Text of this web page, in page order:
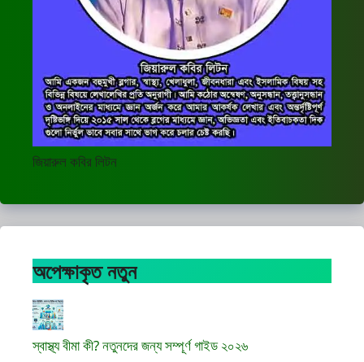
জিয়ারুল কবির লিটন
অপেক্ষাকৃত নতুন
স্বাস্থ্য বীমা কী? নতুনদের জন্য সম্পূর্ণ গাইড ২০২৬